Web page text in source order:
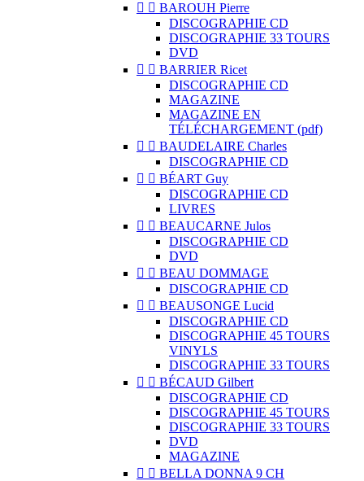
  BAROUH Pierre
DISCOGRAPHIE CD
DISCOGRAPHIE 33 TOURS
DVD
  BARRIER Ricet
DISCOGRAPHIE CD
MAGAZINE
MAGAZINE EN
TÉLÉCHARGEMENT (pdf)
  BAUDELAIRE Charles
DISCOGRAPHIE CD
  BÉART Guy
DISCOGRAPHIE CD
LIVRES
  BEAUCARNE Julos
DISCOGRAPHIE CD
DVD
  BEAU DOMMAGE
DISCOGRAPHIE CD
  BEAUSONGE Lucid
DISCOGRAPHIE CD
DISCOGRAPHIE 45 TOURS
VINYLS
DISCOGRAPHIE 33 TOURS
  BÉCAUD Gilbert
DISCOGRAPHIE CD
DISCOGRAPHIE 45 TOURS
DISCOGRAPHIE 33 TOURS
DVD
MAGAZINE
  BELLA DONNA 9 CH